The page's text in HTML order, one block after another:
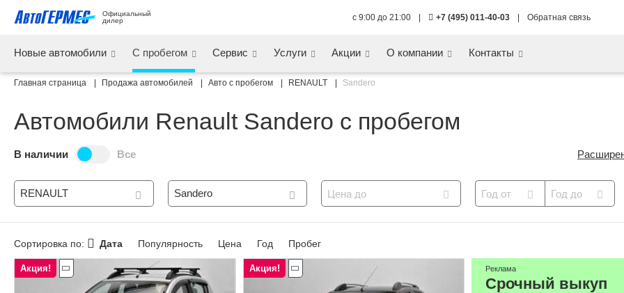
Официальный
дилер
с 9:00 до 21:00 +7 (495) 011-40-03 Обратная связь
Новые автомобили С пробегом Сервис Услуги Акции О компании Контакты
Главная страница Продажа автомобилей Авто с пробегом RENAULT Sandero
Автомобили Renault Sandero с пробегом
В наличии Все
RENAULT Sandero Цена до Год от Год до
Сортировка по: Дата Популярность Цена Год Пробег
Акция! Акция!
Срочный выкуп
Реклама